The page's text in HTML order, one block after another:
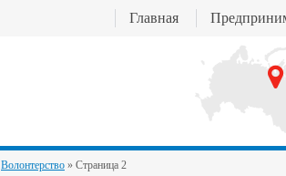
Главная
Волонтерство » Страница 2